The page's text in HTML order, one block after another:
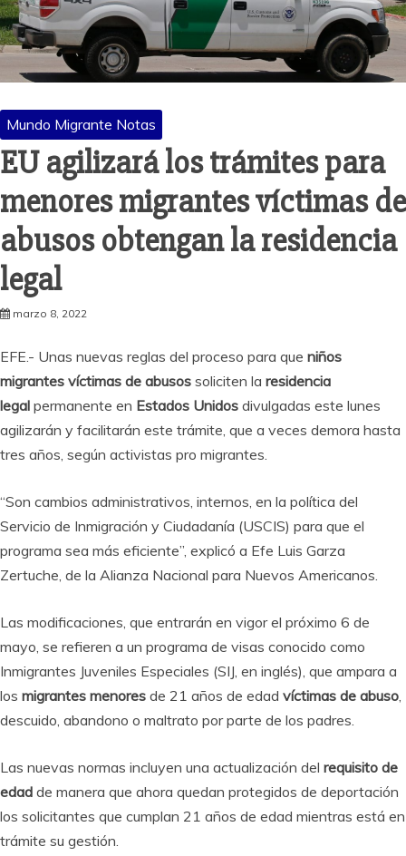
Mundo Migrante Notas
EU agilizará los trámites para
menores migrantes víctimas de
abusos obtengan la residencia
legal
marzo 8, 2022
EFE.- Unas nuevas reglas del proceso para que niños
migrantes víctimas de abusos soliciten la residencia
legal permanente en Estados Unidos divulgadas este lunes
agilizarán y facilitarán este trámite, que a veces demora hasta
tres años, según activistas pro migrantes.
“Son cambios administrativos, internos, en la política del
Servicio de Inmigración y Ciudadanía (USCIS) para que el
programa sea más eficiente”, explicó a Efe Luis Garza
Zertuche, de la Alianza Nacional para Nuevos Americanos.
Las modificaciones, que entrarán en vigor el próximo 6 de
mayo, se refieren a un programa de visas conocido como
Inmigrantes Juveniles Especiales (SIJ, en inglés), que ampara a
los migrantes menores de 21 años de edad víctimas de abuso
descuido, abandono o maltrato por parte de los padres.
Las nuevas normas incluyen una actualización del requisito de
edad de manera que ahora quedan protegidos de deportación
los solicitantes que cumplan 21 años de edad mientras está en
trámite su gestión.